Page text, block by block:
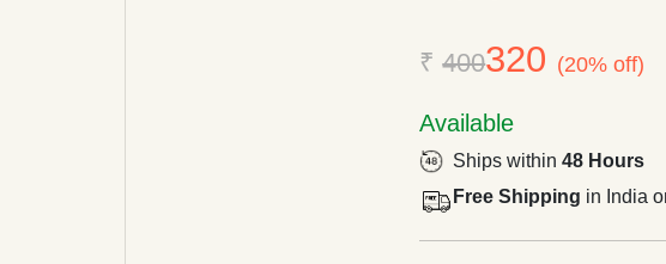
₹400320 (20% off)
Available
Ships within48 Hours
Free Shipping in India